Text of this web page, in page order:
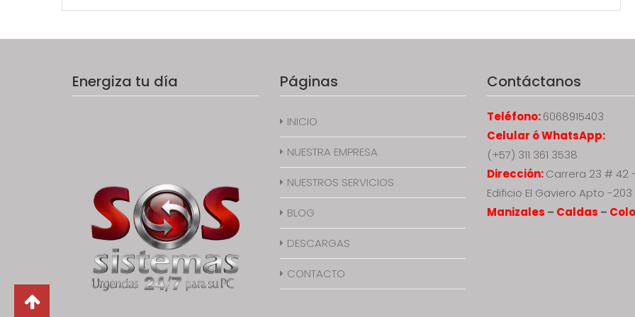
Energiza tu día Páginas
INICIO
NUESTRA EMPRESA
NUESTROS SERVICIOS
BLOG
DESCARGAS
CONTACTO
Contáctanos
Teléfono:6068915403
Celular ó WhatsApp:
(+57) 311 361 3538
Dirección:Carrera 23 # 42
Edificio El Gaviero Apto -203
Manizales – Caldas –